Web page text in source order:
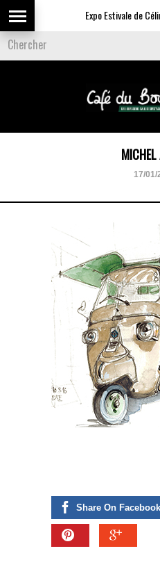
Expo Estivale de
MICHEL
17/01/
Share On Facebook